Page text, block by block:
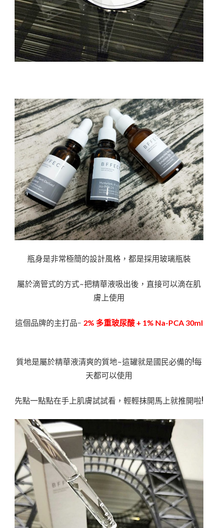
瓶身是非常極簡的設計風格，都是採用玻璃瓶裝
屬於滴管式的方式~把精華液吸出後，直接可以滴在肌
膚上使用
這個品牌的主打品- 2% 多重玻尿酸 + 1% Na-PCA 30ml
質地是屬於精華液清爽的質地~這罐就是國民必備的!每
天都可以使用
先點一點點在手上肌膚試試看，輕輕抹開馬上就推開啦!